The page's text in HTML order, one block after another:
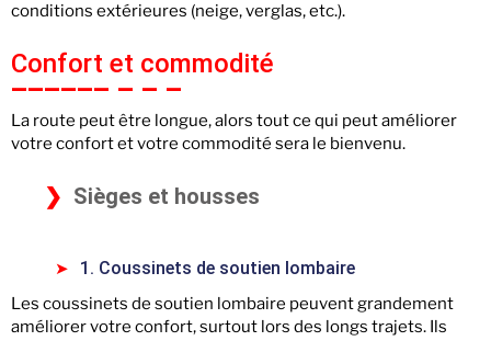
conditions extérieures (neige, verglas, etc.).
Confort et commodité
La route peut être longue, alors tout ce qui peut améliorer
votre confort et votre commodité sera le bienvenu.
Sièges et housses
1. Coussinets de soutien lombaire
Les coussinets de soutien lombaire peuvent grandement
améliorer votre confort, surtout lors des longs trajets. Ils